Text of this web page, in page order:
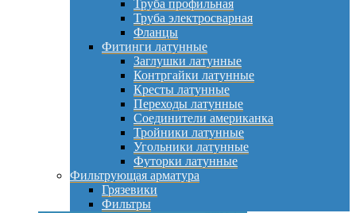
Труба профильная
Труба электросварная
Фланцы
Фитинги латунные
Заглушки латунные
Контргайки латунные
Кресты латунные
Переходы латунные
Соединители американка
Тройники латунные
Угольники латунные
Футорки латунные
Фильтрующая арматура
Грязевики
Фильтры